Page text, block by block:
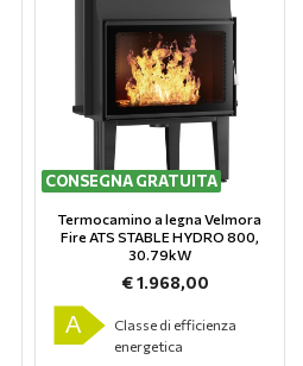
CONSEGNA GRATUITA
Termocamino a legna Velmora
Fire ATS STABLE HYDRO 800,
30.79kW
€ 1.968,00
A
Classe di efficienza
energetica